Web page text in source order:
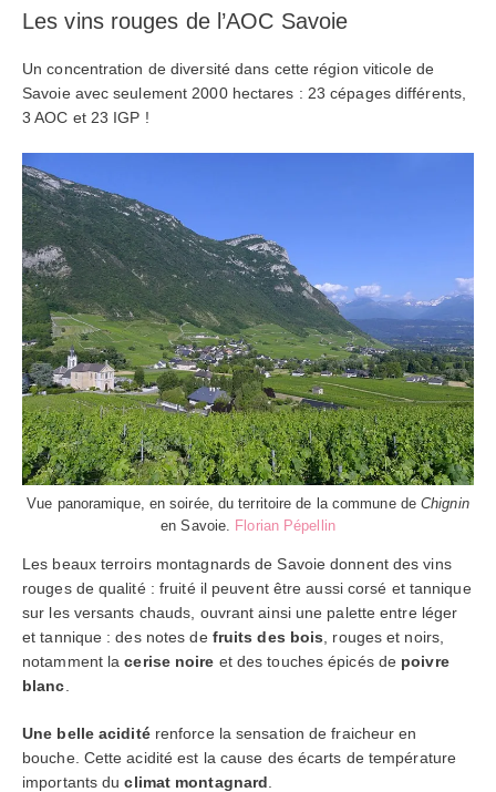
Les vins rouges de l’AOC Savoie
Un concentration de diversité dans cette région viticole de
Savoie avec seulement 2000 hectares : 23 cépages différents,
3 AOC et 23 IGP !
Vue panoramique, en soirée, du territoire de la commune deChignin
en Savoie.
Florian Pépellin
Les beaux terroirs montagnards de Savoie donnent des vins
rouges de qualité : fruité il peuvent être aussi corsé et tannique
sur les versants chauds, ouvrant ainsi une palette entre léger
et tannique : des notes de fruits des bois , rouges et noirs,
notamment lacerise noire et des touches épicés de poivre
blanc
Une belle aciditérenforce la sensation de fraicheur en
bouche. Cette acidité est la cause des écarts de température
importants duclimat montagnard